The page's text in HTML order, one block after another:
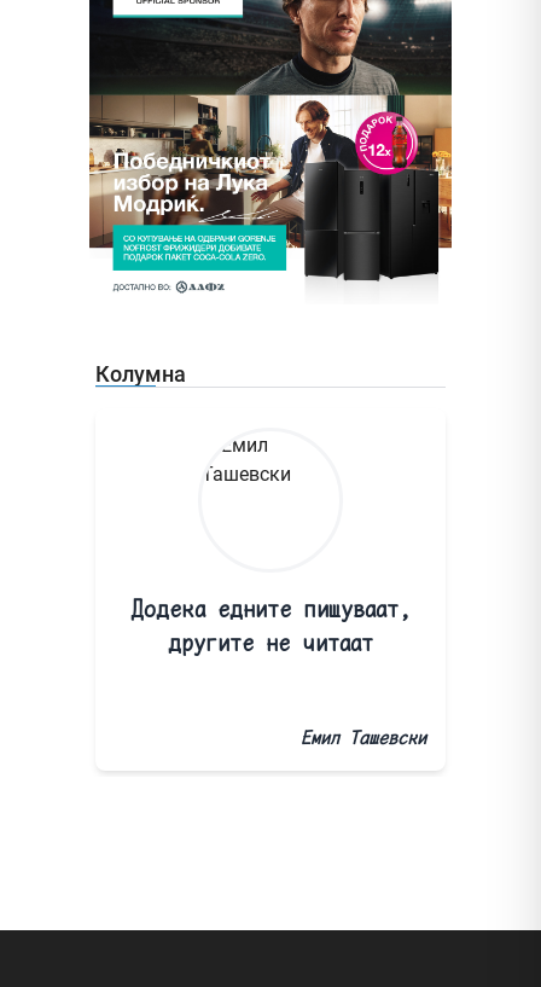
Колумна
Додека едните пишуваат,
другите не читаат
Емил Ташевски